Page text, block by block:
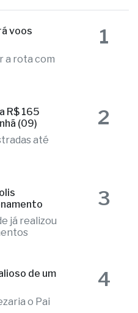
voos
a rota com
1
R$ 165
(09)
até
2
já realizou
3
de um
o Pai
4